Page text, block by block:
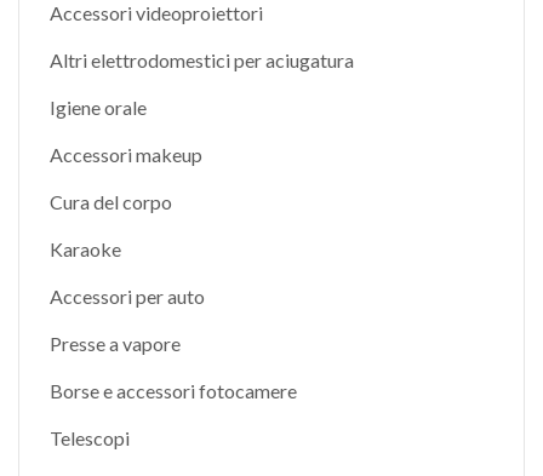
Accessori videoproiettori
Altri elettrodomestici per aciugatura
Igiene orale
Accessori makeup
Cura del corpo
Karaoke
Accessori per auto
Presse a vapore
Borse e accessori fotocamere
Telescopi